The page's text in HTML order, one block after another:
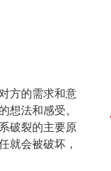
方的需求和意
想法和感受。
破裂的主要原
就会被破坏，